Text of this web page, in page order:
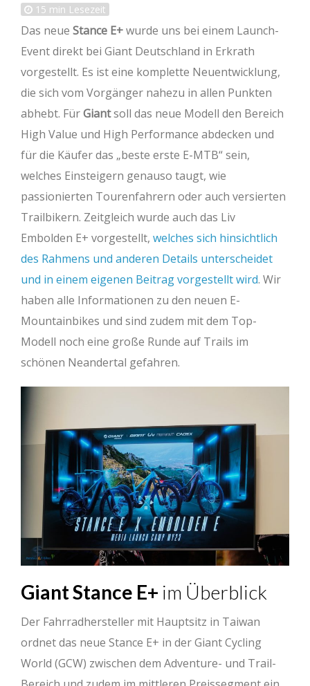
15 min Lesezeit
Das neue Stance E+wurde uns bei einem Launch-
Event direkt bei Giant Deutschland in Erkrath
vorgestellt. Es ist eine komplette Neuentwicklung,
die sich vom Vorgänger nahezu in allen Punkten
abhebt. FürGiantsoll das neue Modell den Bereich
High Value und High Performance abdecken und
für die Käufer das „beste erste E-MTB“ sein,
welches Einsteigern genauso taugt, wie
passionierten Tourenfahrern oder auch versierten
Trailbikern. Zeitgleich wurde auch das Liv
Embolden E+ vorgestellt, welches sich hinsichtlich
des Rahmens und anderen Details unterscheidet
und in einem eigenen Beitrag vorgestellt wird. Wir
haben alle Informationen zu den neuen E-
Mountainbikes und sind zudem mit dem Top-
Modell noch eine große Runde auf Trails im
schönen Neandertal gefahren.
Giant Stance E+ im Überblick
Der Fahrradhersteller mit Hauptsitz in Taiwan
ordnet das neue Stance E+ in der Giant Cycling
World (GCW) zwischen dem Adventure- und Trail-